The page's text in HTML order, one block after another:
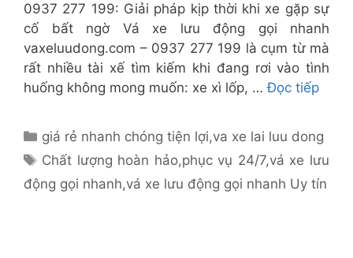
0937 277 199: Giải pháp kịp thời khi xe gặp sự
cố bất ngờ Vá xe lưu động gọi nhanh
vaxeluudong.com – 0937 277 199 là cụm từ mà
rất nhiều tài xế tìm kiếm khi đang rơi vào tình
huống không mong muốn: xe xì lốp, …Đọc tiếp
Danh
mục
giá rẻ nhanh chóng tiện lợi,va xe lai luu dong
Thẻ
Chất lượng hoàn hảo,phục vụ 24/7,vá xe lưu
động gọi nhanh,vá xe lưu động gọi nhanh Uy tín